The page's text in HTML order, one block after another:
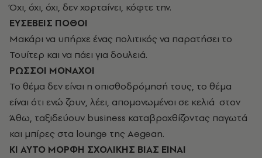
Όχι, όχι, όχι, δεν χορταίνει, κόφτε την.
ΕΥΣΕΒΕΙΣ ΠΟΘΟΙ
Μακάρι να υπήρχε ένας πολιτικός να παρατήσει το
Τουίτερ και να πάει για δουλειά.
ΡΩΣΣΟΙ ΜΟΝΑΧΟΙ
Το θέμα δεν είναι η οπισθοδρόμησή τους, το θέμα
είναι ότι ενώ ζουν, λέει, απομονωμένοι σε κελιά στον
Άθω, ταξιδεύουν business καταβροχθίζοντας παγωτά
και μπίρες στα lounge της Aegean.
ΚΙ ΑΥΤΟ ΜΟΡΦΗ ΣΧΟΛΙΚΗΣ ΒΙΑΣ ΕΙΝΑΙ